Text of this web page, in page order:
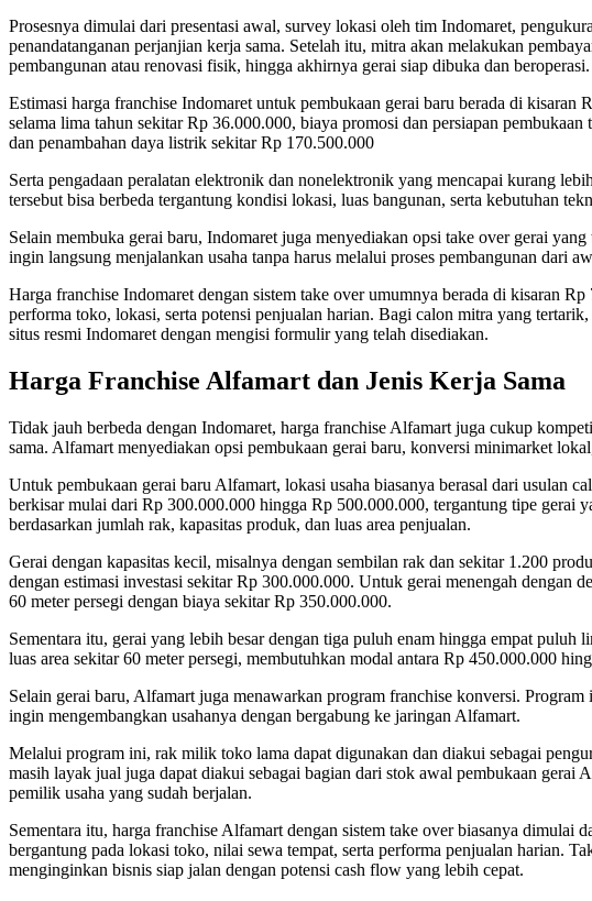
Prosesnya dimulai dari presentasi awal, survey lokasi oleh tim Indomaret,
penandatanganan perjanjian kerja sama. Setelah itu, mitra akan melakukan
pembangunan atau renovasi fisik, hingga akhirnya gerai siap dibuka dan beroperasi.
Estimasi harga franchise Indomaret untuk pembukaan gerai baru berada di
selama lima tahun sekitar Rp 36.000.000, biaya promosi dan persiapan
dan penambahan daya listrik sekitar Rp 170.500.000
Serta pengadaan peralatan elektronik dan nonelektronik yang mencapai kurang
tersebut bisa berbeda tergantung kondisi lokasi, luas bangunan, serta kebutuhan
Selain membuka gerai baru, Indomaret juga menyediakan opsi take over gerai
ingin langsung menjalankan usaha tanpa harus melalui proses pembangunan dari
Harga franchise Indomaret dengan sistem take over umumnya berada di kisaran
performa toko, lokasi, serta potensi penjualan harian. Bagi calon mitra yang
situs resmi Indomaret dengan mengisi formulir yang telah disediakan.
Harga Franchise Alfamart dan Jenis Kerja Sama
Tidak jauh berbeda dengan Indomaret, harga franchise Alfamart juga cukup
sama. Alfamart menyediakan opsi pembukaan gerai baru, konversi minimarket
Untuk pembukaan gerai baru Alfamart, lokasi usaha biasanya berasal dari usulan
berkisar mulai dari Rp 300.000.000 hingga Rp 500.000.000, tergantung tipe gerai
berdasarkan jumlah rak, kapasitas produk, dan luas area penjualan.
Gerai dengan kapasitas kecil, misalnya dengan sembilan rak dan sekitar 1.200
dengan estimasi investasi sekitar Rp 300.000.000. Untuk gerai menengah dengan
60 meter persegi dengan biaya sekitar Rp 350.000.000.
Sementara itu, gerai yang lebih besar dengan tiga puluh enam hingga empat puluh
luas area sekitar 60 meter persegi, membutuhkan modal antara Rp 450.000.000
Selain gerai baru, Alfamart juga menawarkan program franchise konversi.
ingin mengembangkan usahanya dengan bergabung ke jaringan Alfamart.
Melalui program ini, rak milik toko lama dapat digunakan dan diakui sebagai
masih layak jual juga dapat diakui sebagai bagian dari stok awal pembukaan gerai
pemilik usaha yang sudah berjalan.
Sementara itu, harga franchise Alfamart dengan sistem take over biasanya dimulai
bergantung pada lokasi toko, nilai sewa tempat, serta performa penjualan harian.
menginginkan bisnis siap jalan dengan potensi cash flow yang lebih cepat.